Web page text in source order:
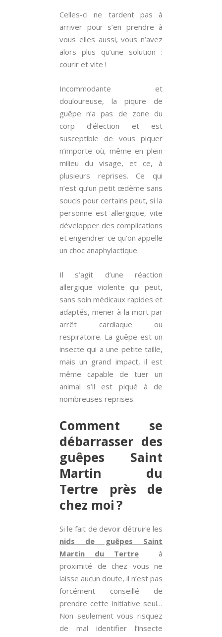
Celles-ci ne tardent pas à
arriver pour s’en prendre à
vous elles aussi, vous n’avez
alors plus qu’une solution :
courir et vite !
Incommodante et
douloureuse, la piqure de
guêpe n’a pas de zone du
corp d’élection et est
susceptible de vous piquer
n’importe où, même en plein
milieu du visage, et ce, à
plusieurs reprises. Ce qui
n’est qu’un petit œdème sans
soucis pour certains peut, si la
personne est allergique, vite
développer des complications
et engendrer ce qu’on appelle
un choc anaphylactique.
Il s’agit d’une réaction
allergique violente qui peut,
sans soin médicaux rapides et
adaptés, mener à la mort par
arrêt cardiaque ou
respiratoire. La guêpe est un
insecte qui a une petite taille,
mais un grand impact, il est
même capable de tuer un
animal s’il est piqué à de
nombreuses reprises.
Comment se
débarrasser des
guêpes Saint
Martin du
Tertre près de
chez moi ?
Si le fait de devoir détruire les
nids de guêpes Saint
Martin du Tertre à
proximité de chez vous ne
laisse aucun doute, il n’est pas
forcément conseillé de
prendre cette initiative seul…
Non seulement vous risquez
de mal identifier l’insecte